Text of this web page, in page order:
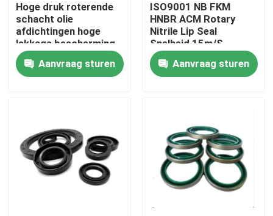
Kwaliteitscontrole
Contacteer ons
rubberolieverbinding
Roterende olieverbinding
Hoge druk roterende
schacht olie
afdichtingen hoge
lekkage bescherming
Aanvraag sturen
ISO9001 NB FKM
HNBR ACM Rotary
Nitrile Lip Seal
Snelheid 15m/S
Aanvraag sturen